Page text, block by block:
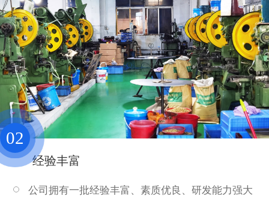
02
经验丰富
公司拥有一批经验丰富、素质优良、研发能力强大